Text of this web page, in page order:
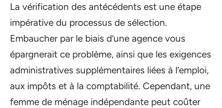
La vérification des antécédents est une étape
impérative du processus de sélection.
Embaucher par le biais d’une agence vous
épargnerait ce problème, ainsi que les exigences
administratives supplémentaires liées à l’emploi,
aux impôts et à la comptabilité. Cependant, une
femme de ménage indépendante peut coûter